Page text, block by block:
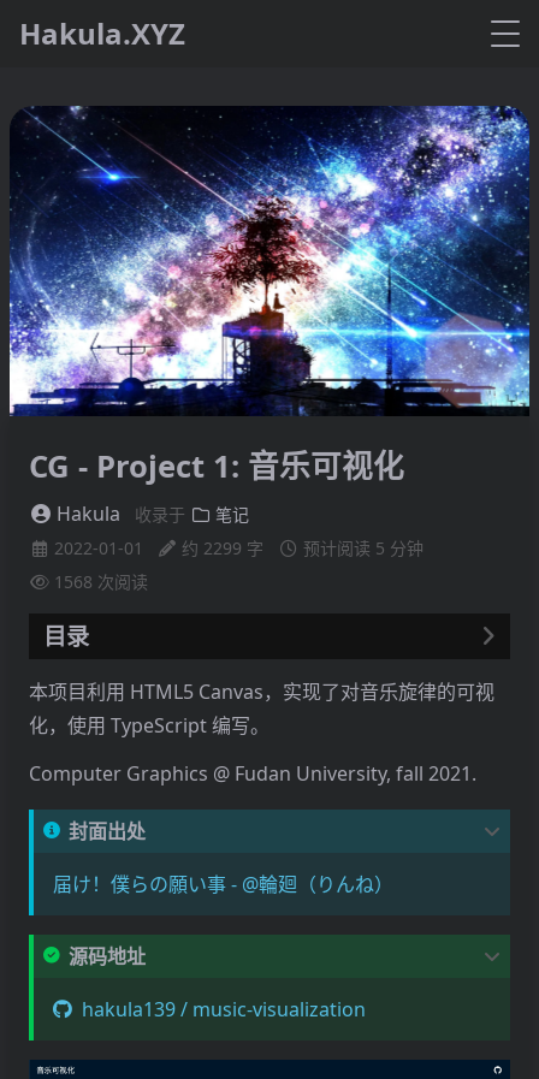
Hakula.XYZ
CG - Project 1: 音乐可视化
Hakula 收录于
笔记
2022-01-01
约 2299 字
预计阅读 5 分钟
1568 次阅读
目录
1 程序说明
1.1 线上 Demo
1.3 如何使用
2 程序原理
2.2 Canvas 渲染
本项目利用 HTML5 Canvas，实现了对音乐旋律的可视
化，使用 TypeScript 编写。
Computer Graphics @ Fudan University, fall 2021.
封面出处
届け！僕らの願い事 - @輪廻（りんね）
源码地址
hakula139 / music-visualization